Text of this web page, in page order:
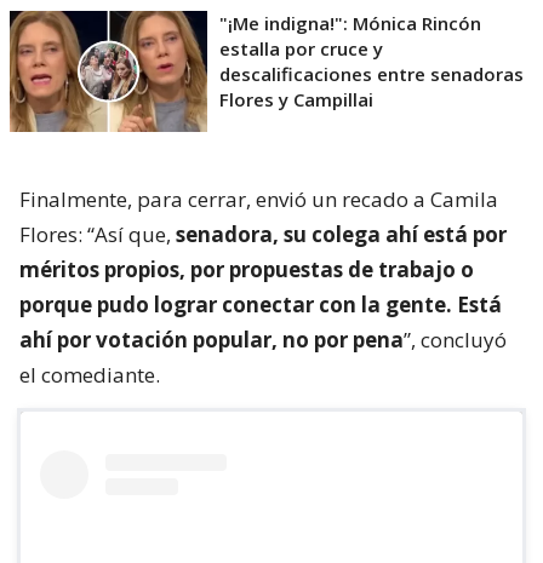
"¡Me indigna!": Mónica Rincón
estalla por cruce y
descalificaciones entre senadoras
Flores y Campillai
Finalmente, para cerrar, envió un recado a Camila
Flores: “Así que, senadora, su colega ahí está por
méritos propios, por propuestas de trabajo o
porque pudo lograr conectar con la gente. Está
ahí por votación popular, no por pena”, concluyó
el comediante.